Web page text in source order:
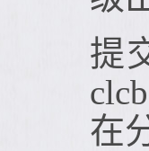
提
在